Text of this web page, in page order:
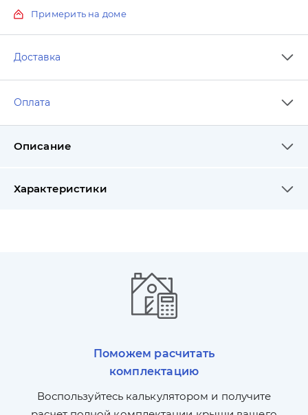
Примерить на доме
Доставка
Оплата
Описание
Характеристики
Поможем расчитать
комплектацию
Воспользуйтесь калькулятором и получите